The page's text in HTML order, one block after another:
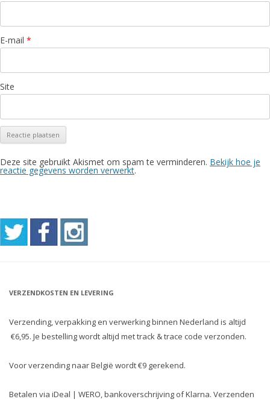
E-mail *
Site
Deze site gebruikt Akismet om spam te verminderen. Bekijk hoe je
reactie gegevens worden verwerkt.
VERZENDKOSTEN EN LEVERING
Verzending, verpakking en verwerking binnen Nederland is altijd
€6,95. Je bestelling wordt altijd met track & trace code verzonden.
Voor verzending naar België wordt €9 gerekend.
Betalen via iDeal | WERO, bankoverschrijving of Klarna. Verzenden